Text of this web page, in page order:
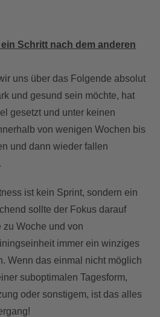
Schritt nach dem anderen
uns über das Folgende absolut
und gesund sein möchte, hat
gesetzt und unter keinen
von wenigen Wochen bis
und dann wieder fallen
ist kein Sprint, sondern ein
sollte der Fokus darauf
zu Woche und von
immer ein winziges
Wenn das einmal nicht möglich
suboptimalen Tagesform,
oder sonstigem, ist das alles